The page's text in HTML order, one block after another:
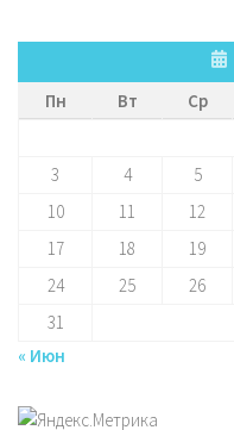
Пн
Вт Ср
3
4 5
10
11 12
17
18 19
24
25 26
31
« Июн